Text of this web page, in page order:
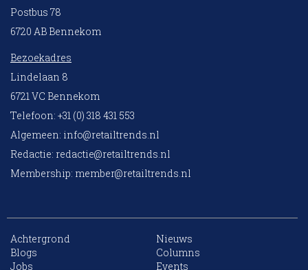
Postbus 78
6720 AB Bennekom
Bezoekadres
Lindelaan 8
6721 VC Bennekom
Telefoon: +31 (0) 318 431 553
Algemeen: info@retailtrends.nl
Redactie: redactie@retailtrends.nl
Membership: member@retailtrends.nl
Achtergrond
Nieuws
Blogs
Columns
Jobs
Events
10 collega’s